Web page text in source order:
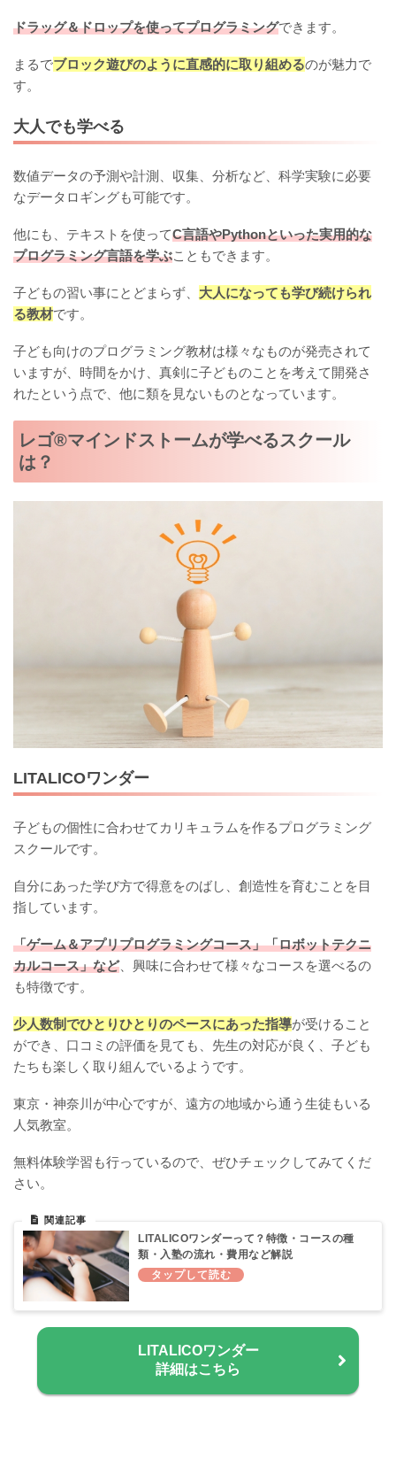
ドラッグ＆ドロップを使ってプログラミングできます。
まるでブロック遊びのように直感的に取り組めるのが魅力で
す。
大人でも学べる
数値データの予測や計測、収集、分析など、科学実験に必要
なデータロギングも可能です。
他にも、テキストを使ってC言語やPythonといった実用的な
プログラミング言語を学ぶこともできます。
子どもの習い事にとどまらず、 大人になっても学び続けられ
る教材です。
子ども向けのプログラミング教材は様々なものが発売されて
いますが、時間をかけ、真剣に子どものことを考えて開発さ
れたという点で、他に類を見ないものとなっています。
レゴ®マインドストームが学べるスクール
は？
LITALICOワンダー
子どもの個性に合わせてカリキュラムを作るプログラミング
スクールです。
自分にあった学び方で得意をのばし、創造性を育むことを目
指しています。
「ゲーム＆アプリプログラミングコース」「ロボットテクニ
カルコース」など、興味に合わせて様々なコースを選べるの
も特徴です。
少人数制でひとりひとりのペースにあった指導が受けること
ができ、口コミの評価を見ても、先生の対応が良く、子ども
たちも楽しく取り組んでいるようです。
東京・神奈川が中心ですが、遠方の地域から通う生徒もいる
人気教室。
無料体験学習も行っているので、ぜひチェックしてみてくだ
さい。
LITALICOワンダーって？特徴・コースの種
類・入塾の流れ・費用など解説
LITALICOワンダー
詳細はこちら